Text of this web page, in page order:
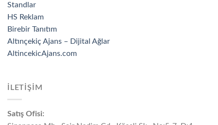
Standlar
HS Reklam
Birebir Tanıtım
Altınçekiç Ajans – Dijital Ağlar
AltincekicAjans.com
İLETİŞİM
Satış Ofisi: